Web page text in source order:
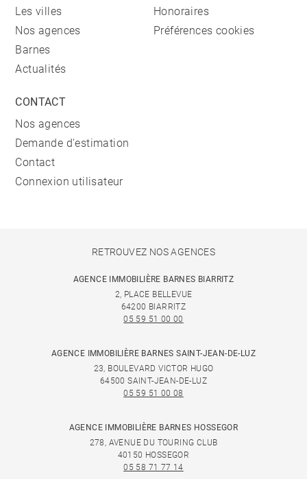
Les villes
Nos agences
Barnes
Actualités
Honoraires
Préférences cookies
CONTACT
Nos agences
Demande d'estimation
Contact
Connexion utilisateur
RETROUVEZ NOS AGENCES
AGENCE IMMOBILIÈRE BARNES BIARRITZ
2, PLACE BELLEVUE
64200 BIARRITZ
05 59 51 00 00
AGENCE IMMOBILIÈRE BARNES SAINT-JEAN-DE-LUZ
23, BOULEVARD VICTOR HUGO
64500 SAINT-JEAN-DE-LUZ
05 59 51 00 08
AGENCE IMMOBILIÈRE BARNES HOSSEGOR
278, AVENUE DU TOURING CLUB
40150 HOSSEGOR
05 58 71 77 14